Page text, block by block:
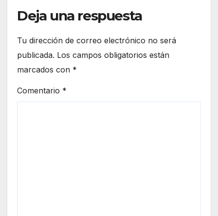
Deja una respuesta
Tu dirección de correo electrónico no será
publicada. Los campos obligatorios están
marcados con *
Comentario *